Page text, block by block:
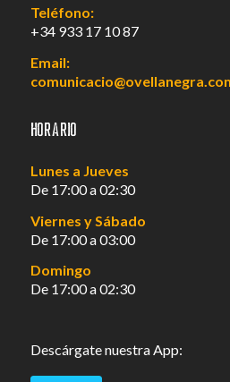
Teléfono:
+34 933 17 10 87
Email:
Horario
Lunes a Jueves
De 17:00 a 02:30
Viernes y Sábado
De 17:00 a 03:00
Domingo
De 17:00 a 02:30
Descárgate nuestra App: